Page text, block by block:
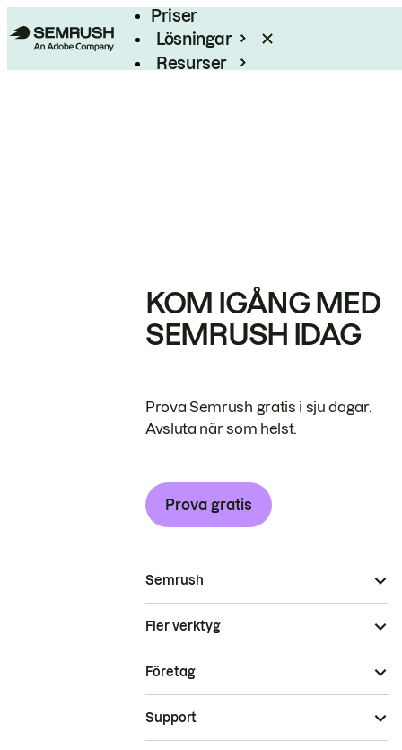
Priser
Lösningar
Resurser
KOM IGÅNG MED
SEMRUSH IDAG
Prova Semrush gratis i sju dagar.
Avsluta när som helst.
Prova gratis
Semrush
Fler verktyg
Företag
Support